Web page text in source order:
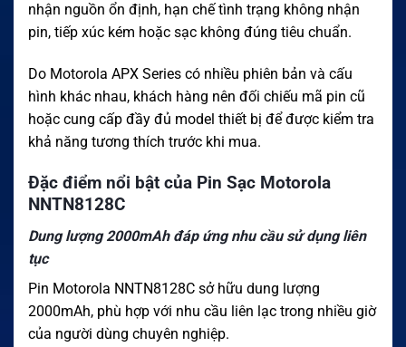
nhận nguồn ổn định, hạn chế tình trạng không nhận
pin, tiếp xúc kém hoặc sạc không đúng tiêu chuẩn.
Do Motorola APX Series có nhiều phiên bản và cấu
hình khác nhau, khách hàng nên đối chiếu mã pin cũ
hoặc cung cấp đầy đủ model thiết bị để được kiểm tra
khả năng tương thích trước khi mua.
Đặc điểm nổi bật của Pin Sạc Motorola
NNTN8128C
Dung lượng 2000mAh đáp ứng nhu cầu sử dụng liên
tục
Pin Motorola NNTN8128C sở hữu dung lượng
2000mAh, phù hợp với nhu cầu liên lạc trong nhiều giờ
của người dùng chuyên nghiệp.